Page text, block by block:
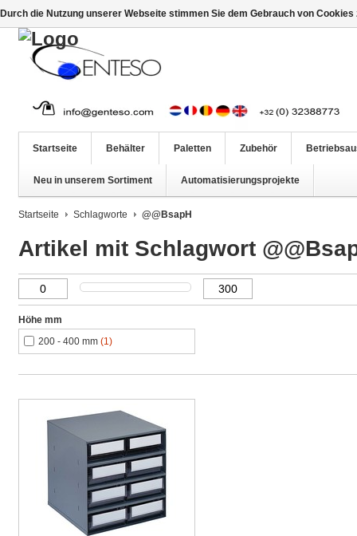
Startseite Behälter Paletten Zubehör
Neu in unserem Sortiment Automatisierungsprojekte
Startseite Schlagworte @@BsapH
Artikel mit Schlagwort
Höhe mm
200 - 400 mm (1)
Durch die Nutzung unserer Webseite stimmen Sie dem Gebrauch von